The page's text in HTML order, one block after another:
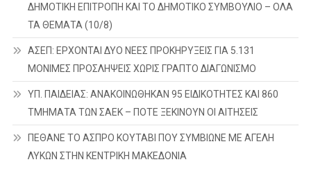
ΔΗΜΟΤΙΚΗ ΕΠΙΤΡΟΠΗ ΚΑΙ ΤΟ ΔΗΜΟΤΙΚΟ ΣΥΜΒΟΥΛΙΟ – ΟΛΑ
ΤΑ ΘΕΜΑΤΑ (10/8)
ΑΣΕΠ: ΕΡΧΟΝΤΑΙ ΔΥΟ ΝΕΕΣ ΠΡΟΚΗΡΥΞΕΙΣ ΓΙΑ 5.131
ΜΟΝΙΜΕΣ ΠΡΟΣΛΗΨΕΙΣ ΧΩΡΙΣ ΓΡΑΠΤΟ ΔΙΑΓΩΝΙΣΜΟ
ΥΠ. ΠΑΙΔΕΙΑΣ: ΑΝΑΚΟΙΝΩΘΗΚΑΝ 95 ΕΙΔΙΚΟΤΗΤΕΣ ΚΑΙ 860
ΤΜΗΜΑΤΑ ΤΩΝ ΣΑΕΚ – ΠΟΤΕ ΞΕΚΙΝΟΥΝ ΟΙ ΑΙΤΗΣΕΙΣ
ΠΕΘΑΝΕ ΤΟ ΑΣΠΡΟ ΚΟΥΤΑΒΙ ΠΟΥ ΣΥΜΒΙΩΝΕ ΜΕ ΑΓΕΛΗ
ΛΥΚΩΝ ΣΤΗΝ ΚΕΝΤΡΙΚΗ ΜΑΚΕΔΟΝΙΑ